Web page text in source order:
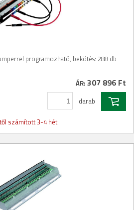
programozható, bekötés: 288 db
ÁR: 307 896 Ft
darab
számított 3-4 hét